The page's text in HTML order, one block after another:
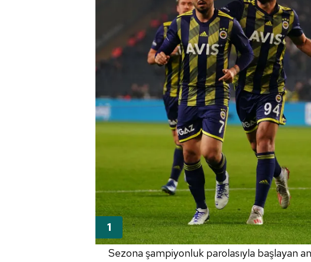
Sezona şampiyonluk parolasıyla başlayan